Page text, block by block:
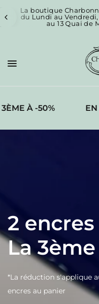
La boutique
du Lundi au Vendredi,
au 13 Quai de
À -50% EN CE
2 encres
La 3ème
*La réduction s'applique
encres au panier
Gravez -
Nettoyez
Découvrez l'encre
Les
retour !
Retrouvez pointes